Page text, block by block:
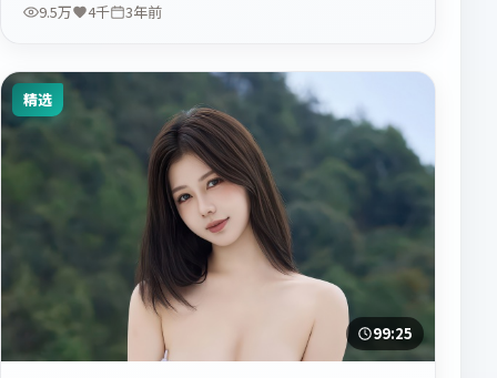
9.5万 4千 3年前
精选
99:25